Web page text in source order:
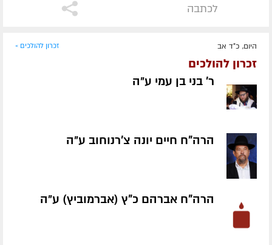
לכתבה
היום, כ"ד אב זכרון להולכים »
זכרון להולכים
ר' בני בן עמי ע״ה
הרה"ח חיים יונה צ'רנוחוב ע״ה
הרה"ח אברהם כ"ץ (אברמוביץ) ע״ה